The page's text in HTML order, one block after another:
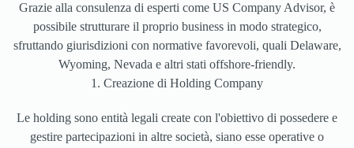
Grazie alla consulenza di esperti come US Company Advisor, è
possibile strutturare il proprio business in modo strategico,
sfruttando giurisdizioni con normative favorevoli, quali Delaware,
Wyoming, Nevada e altri stati offshore-friendly.
1. Creazione di Holding Company
Le holding sono entità legali create con l'obiettivo di possedere e
gestire partecipazioni in altre società, siano esse operative o